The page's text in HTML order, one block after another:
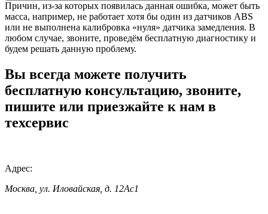
Причин, из-за которых появилась данная ошибка, может быть
масса, например, не работает хотя бы один из датчиков ABS
или не выполнена калибровка «нуля» датчика замедления. В
любом случае, звоните, проведём бесплатную диагностику и
будем решать данную проблему.
Вы всегда можете получить
бесплатную консультацию, звоните,
пишите или приезжайте к нам в
техсервис
Адрес:
Москва, ул. Иловайская, д. 12Ас1